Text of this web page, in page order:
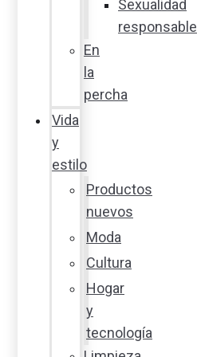
Sexualidad
responsable
En
la
percha
Vida
y
estilo
Productos
nuevos
Moda
Cultura
Hogar
y
tecnología